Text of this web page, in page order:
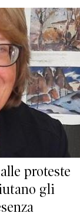
proteste
gli